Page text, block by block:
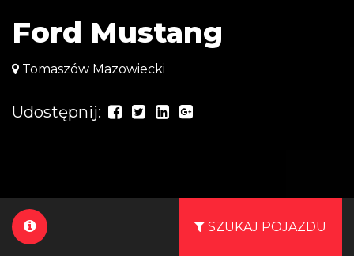
Ford Mustang
Tomaszów Mazowiecki
Udostępnij:
SZUKAJ POJAZDU